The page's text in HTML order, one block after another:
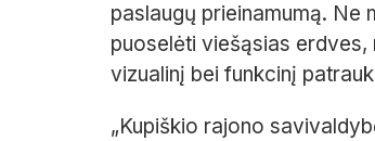
paslaugų prieinamumą. Ne
puoselėti viešąsias
vizualinį bei funkcinį
„Kupiškio rajono